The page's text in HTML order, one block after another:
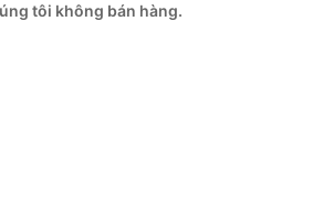
tôi không bán hàng.